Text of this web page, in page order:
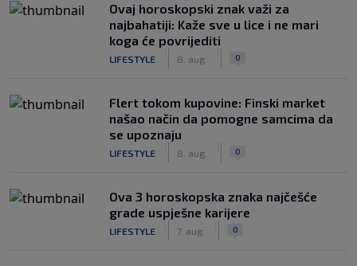
Ovaj horoskopski znak važi za
najbahatiji: Kaže sve u lice i ne mari
koga će povrijediti
LIFESTYLE 8. aug. 0
Flert tokom kupovine: Finski market
našao način da pomogne samcima da
se upoznaju
LIFESTYLE 8. aug. 0
Ova 3 horoskopska znaka najčešće
grade uspješne karijere
LIFESTYLE 7. aug. 0